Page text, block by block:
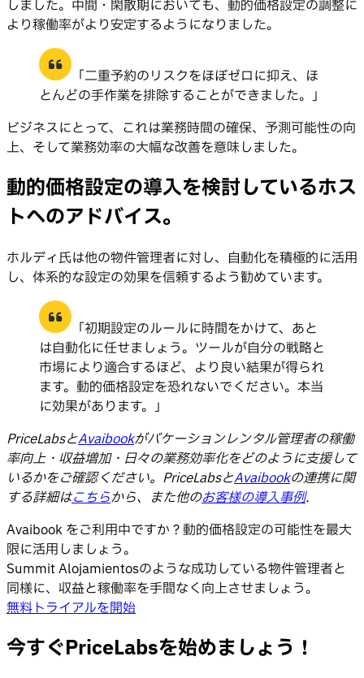
しました。中間・閑散期においても、動的価格設定の調整に
より稼働率がより安定するようになりました。
「二重予約のリスクをほぼゼロに抑え、ほ
とんどの手作業を排除することができました。」
ビジネスにとって、これは業務時間の確保、予測可能性の向
上、そして業務効率の大幅な改善を意味しました。
動的価格設定の導入を検討しているホス
トへのアドバイス。
ホルディ氏は他の物件管理者に対し、自動化を積極的に活用
し、体系的な設定の効果を信頼するよう勧めています。
「初期設定のルールに時間をかけて、あと
は自動化に任せましょう。ツールが自分の戦略と
市場により適合するほど、より良い結果が得られ
ます。動的価格設定を恐れないでください。本当
に効果があります。」
PriceLabsとAvaibookがバケーションレンタル管理者の稼働
率向上・収益増加・日々の業務効率化をどのように支援して
いるかをご確認ください。PriceLabsとAvaibookの連携に関
する詳細はこちらから、また他のお客様の導入事例.
Avaibook をご利用中ですか？動的価格設定の可能性を最大
限に活用しましょう。
Summit Alojamientosのような成功している物件管理者と
同様に、収益と稼働率を手間なく向上させましょう。
無料トライアルを開始
今すぐPriceLabsを始めましょう！